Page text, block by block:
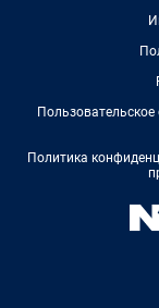
Политика